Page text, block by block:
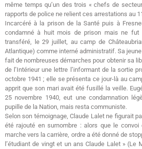
même temps qu’un des trois « chefs de
rapports de police ne relient ces arrestations au
Incarcéré à la prison de la Santé puis à
condamné à huit mois de prison mais ne
transféré, le 29 juillet, au camp de
Atlantique) comme interné administratif. Sa
fait de nombreuses démarches pour obtenir sa
de l’Intérieur une lettre l’informant de la sortie
octobre 1941 ; elle se présenta ce jour-là au
apprit que son mari avait été fusillé la veille.
25 novembre 1940, eut une condamnation
pupille de la Nation, mais resta communiste.
Selon son témoignage, Claude Lalet ne figurait
été rajouté en surnombre : alors que le
marche vers la carrière, ordre a été donné de
l’étudiant de vingt et un ans Claude Lalet » (Le